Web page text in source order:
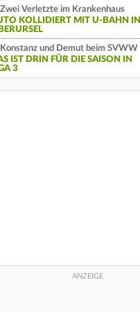
Zwei Verletzte im Krankenhaus
KOLLIDIERT MIT U-BAHN IN
Konstanz und Demut beim SVWW
IST DRIN FÜR DIE SAISON IN
3